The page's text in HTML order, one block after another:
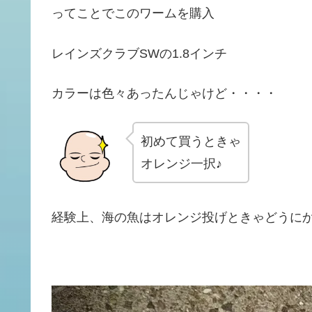
ってことでこのワームを購入
レインズクラブSWの1.8インチ
カラーは色々あったんじゃけど・・・・
初めて買うときゃ
オレンジ一択♪
経験上、海の魚はオレンジ投げときゃどうに